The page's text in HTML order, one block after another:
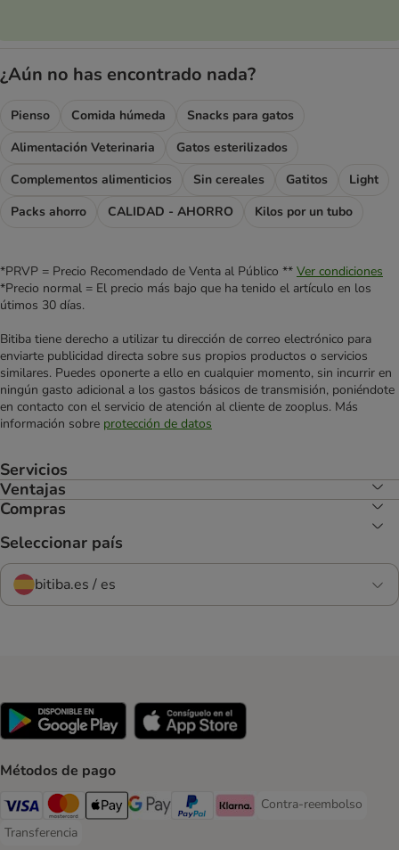
¿Aún no has encontrado nada?
Pienso Comida húmeda
Snacks para gatos
Alimentación Veterinaria
Gatos esterilizados
Complementos alimenticios
Sin cereales Gatitos
Light
Packs ahorro
CALIDAD - AHORRO Kilos por un tubo
*PRVP = Precio Recomendado de Venta al Público ** Ver condiciones
*Precio normal = El precio más bajo que ha tenido el artículo en los
útimos 30 días.
Bitiba tiene derecho a utilizar tu dirección de correo electrónico para
enviarte publicidad directa sobre sus propios productos o servicios
similares. Puedes oponerte a ello en cualquier momento, sin incurrir en
ningún gasto adicional a los gastos básicos de transmisión, poniéndote
en contacto con el servicio de atención al cliente de zooplus. Más
información sobre protección de datos
Servicios
Ventajas
Compras
Seleccionar país
bitiba.es / es
Métodos de pago
Visa Payment Method
Mastercard Payment Method
Apple Pay Payment Method
Google Pay Payment Method
PayPal Payment Method
Klarna Payment Method
Contra-reembolso
Contra-reembolso
Transferencia
Transferencia Payment Method